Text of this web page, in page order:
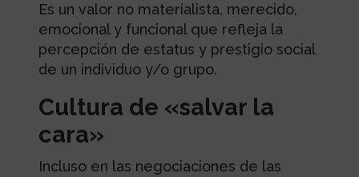
Es un valor no materialista, merecido,
emocional y funcional que refleja la
percepción de estatus y prestigio social
de un individuo y/o grupo.
Cultura de «salvar la
cara»
Incluso en las negociaciones de las